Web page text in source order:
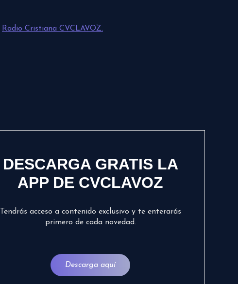
Radio Cristiana CVCLAVOZ.
DESCARGA GRATIS LA
APP DE CVCLAVOZ
Tendrás acceso a contenido exclusivo y te enterarás
primero de cada novedad.
Descarga aquí